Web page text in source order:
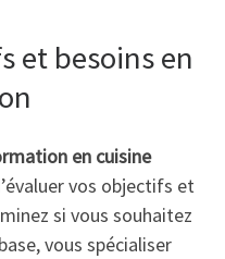
et besoins en
en cuisine
vos objectifs et
si vous souhaitez
vous spécialiser